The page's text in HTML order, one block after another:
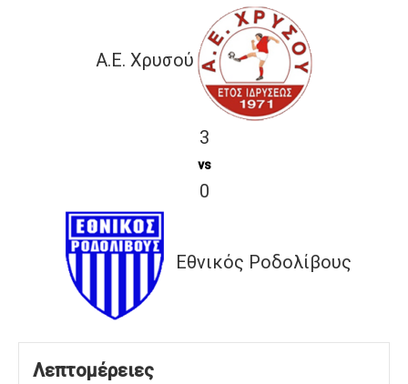
A.E. Χρυσού
3
vs
0
Εθνικός Ροδολίβους
Λεπτομέρειες